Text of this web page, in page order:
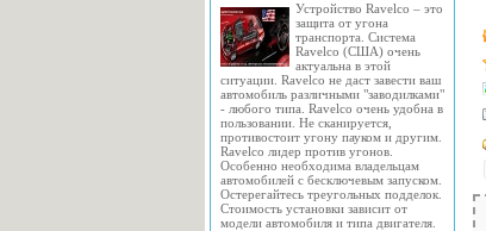
Устройство Ravelco – это
защита от угона
транспорта. Система
Ravelco (США) очень
актуальна в этой
ситуации. Ravelco не даст завести ваш
автомобиль различными "заводилками"
- любого типа. Ravelco очень удобна в
пользовании. Не сканируется,
противостоит угону пауком и другим.
Ravelco лидер против угонов.
Особенно необходима владельцам
автомобилей с бесключевым запуском.
Остерегайтесь треугольных подделок.
Стоимость установки зависит от
модели автомобиля и типа двигателя.